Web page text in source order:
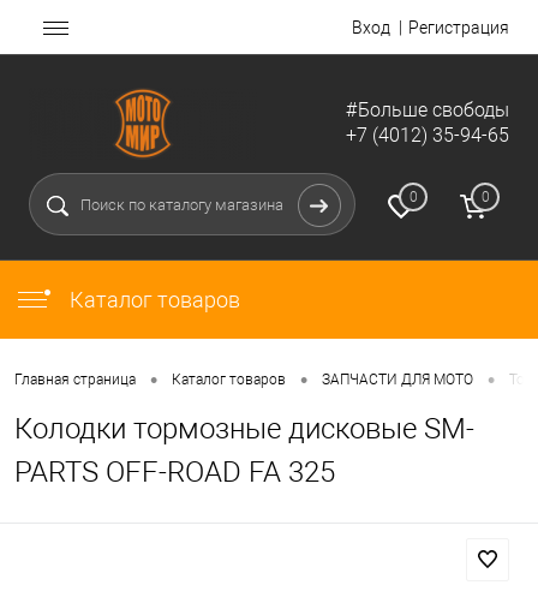
Вход Регистрация
#Больше свободы
+7 (4012) 35-94-65
0 0
Каталог товаров
Главная страница • Каталог товаров • ЗАПЧАСТИ ДЛЯ МОТО •
Колодки тормозные дисковые SM-
PARTS OFF-ROAD FA 325